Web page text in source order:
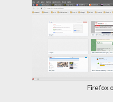
Firefox